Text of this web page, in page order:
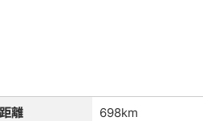
離 698km